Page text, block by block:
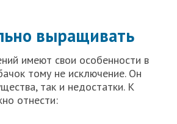
выращивать
имеют свои особенности в
тому не исключение. Он
так и недостатки. К
отнести: